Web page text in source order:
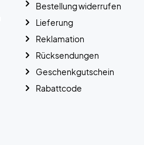
Bestellung widerrufen
Lieferung
Reklamation
Rücksendungen
Geschenkgutschein
Rabattcode